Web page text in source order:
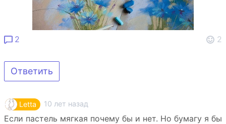
2 2
Ответить
Letta 10 лет назад
Если пастель мягкая почему бы и нет. Но бумагу я бы